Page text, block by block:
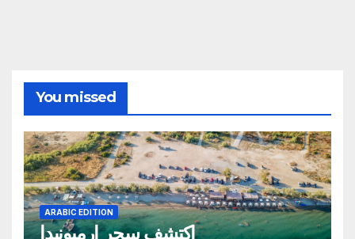
You missed
ARABIC EDITION
اكتشف سحر إرميونيدا